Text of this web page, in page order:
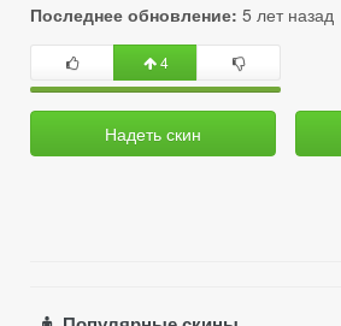
Последнее обновление: 5 лет назад
4
Надеть скин